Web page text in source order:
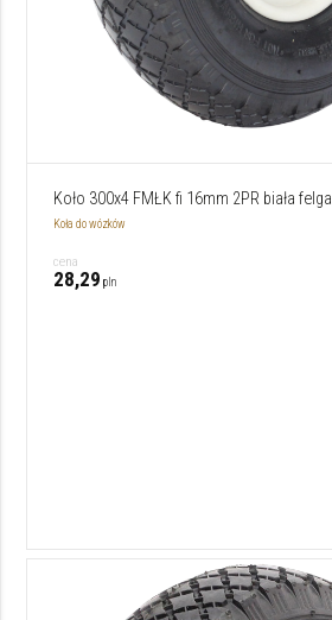
Koło 300x4 FMŁK fi 16mm 2PR biała felga
Koła do wózków
cena
28,29 pln